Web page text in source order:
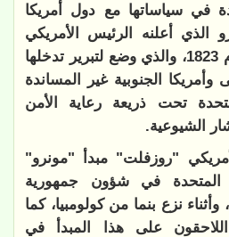
في سياساتها مع دول أمريكا
الذي أعلنه الرئيس الأمريكي
"جيمس مونرو" في عام 1823، والذي وضع لتبرير تدخلها
الجنوبية غير المساندة
تحت ذريعة رعاية الأمن
الشيوعية.
"روزفلت" مبدأ "مونرو"
المتحدة في شؤون جمهورية
وأثناء نزع بنما من كولومبيا، كما
على هذا المبدأ في